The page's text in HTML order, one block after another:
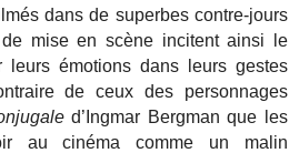
dans de superbes contre-jours
mise en scène incitent ainsi le
leurs émotions dans leurs gestes
de ceux des personnages
d’Ingmar Bergman que les
au cinéma comme un malin